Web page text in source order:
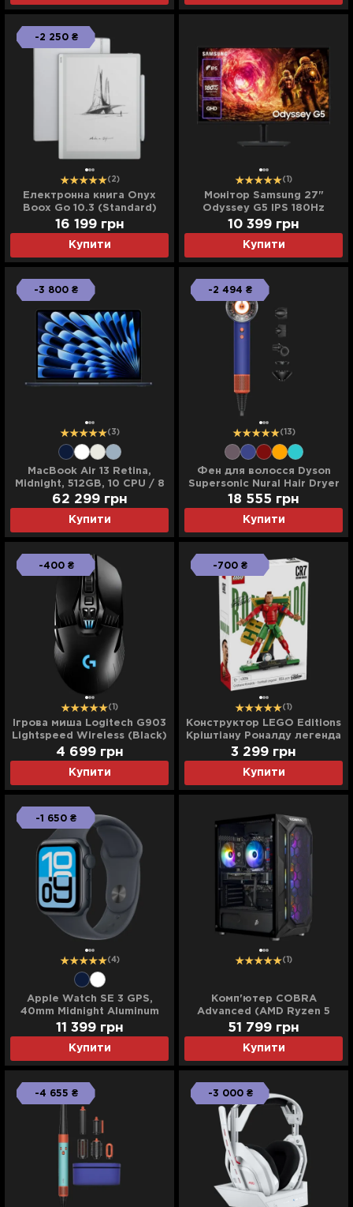
-2 250 ₴
(2)
Електронна книга Onyx
Boox Go 10.3 (Standard)
Купити
16 199 грн
(1)
Монітор Samsung 27"
Odyssey G5 IPS 180Hz
LS27FG500EIXUA (UA)
Купити
10 399 грн
-3 800 ₴
(3)
MacBook Air 13 Retina,
Midnight, 512GB, 10 CPU / 8
GPU, 16GB RAM with Apple
M5 (2026) (MDHE4)
Купити
62 299 грн
-2 494 ₴
(13)
Фен для волосся Dyson
Supersonic Nural Hair Dryer
(Vinca Blue/Topaz)
Купити
18 555 грн
-400 ₴
(1)
Ігрова миша Logitech G903
Lightspeed Wireless (Black)
(EU)
Купити
4 699 грн
-700 ₴
(1)
Конструктор LEGO Editions
Кріштіану Роналду легенда
футболу (43016)
Купити
3 299 грн
-1 650 ₴
(4)
Apple Watch SE 3 GPS,
40mm Midnight Aluminum
Case with Midnight Sport
Band (S/M) (MEH94)
Купити
11 399 грн
(1)
Комп'ютер COBRA
Advanced (AMD Ryzen 5
5500/16GB/500GB
(SSD)/RTX 5060)
(A55.16.S5.56.22342)
Купити
51 799 грн
-4 655 ₴ -3 000 ₴